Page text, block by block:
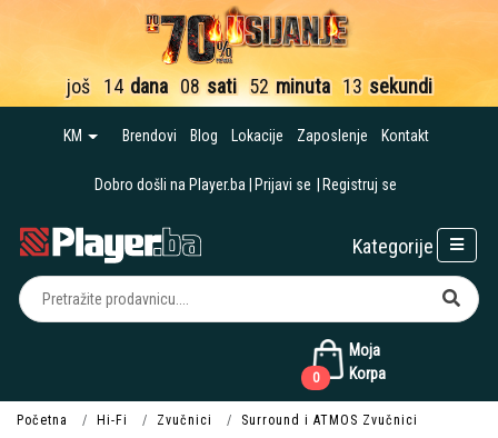
još 14 dana 08 sati 52 minuta 13 sekundi
KM Brendovi Blog Lokacije Zaposlenje Kontakt
Dobro došli na Player.ba Prijavi se Registruj se
Moja
Korpa
0
Kategorije
Početna Hi-Fi Zvučnici Surround i ATMOS Zvučnici